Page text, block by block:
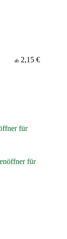
ab 2,15 €
für